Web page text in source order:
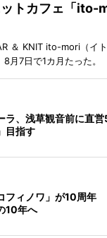
ットカフェ「
＆ KNIT ito-mori（イ
月7日で1カ月たった。
ラ、浅草観音前に直
目指す
フィノワ」が10周年
10年へ